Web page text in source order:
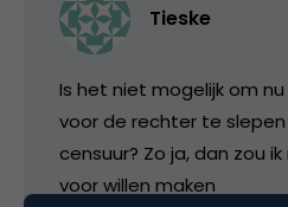
Tieske
Is het niet mogelijk om
voor de rechter te
censuur? Zo ja, dan zou
voor willen maken